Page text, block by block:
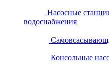
Насосные
водоснабжения
Консольные